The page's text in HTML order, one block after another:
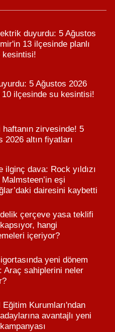
duyurdu: 5 Ağustos
13 ilçesinde planlı
kesintisi!
5 Ağustos 2026
ilçesinde su kesintisi!
haftanın zirvesinde! 5
2026 altın fiyatları
ilginç dava: Rock yıldızı
eşi
dairesini kaybetti
çerçeve yasa teklifi
hangi
içeriyor?
yeni dönem
Araç sahiplerini neler
Eğitim Kurumları'ndan
avantajlı yeni